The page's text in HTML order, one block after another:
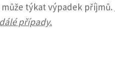
týkat výpadek příjmů.
případy.